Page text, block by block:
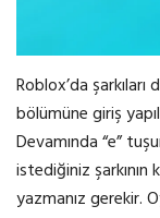
Roblox’da
bölümüne giriş
Devamında “e”
istediğiniz şarkının
yazmanız gerekir.